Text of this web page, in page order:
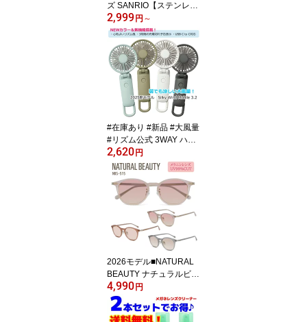
ズ SANRIO【ステンレス
マグボトル】水筒 スリム
460ml 直飲み 保冷 保温
ランチ キッズ 大人 遠足
入園 入学 学生 ハローキ
ティ 6106244/マイメロ
ディ 6106245/シナモロ
ール 6106246/クロミ 61
06247/ポチャッコ 61062
48【楽ギフ_包装選択】.
プラスト
2,999 円 ～
#在庫あり #新品 #大風量
#リズム公式 3WAY ハン
ズフリー カラビナ付 US
B充電式携帯型ファン
【シルキーウィンドモバ
イル3.2】扇風機 ハンデ
ィファン モバイルファン
ポータブルファン ミニ扇
風機 卓上両用 9ZF040R
H04/9ZF040RH05/9ZF0
40RH08/9ZF040RH82
【ラッピング不可】
2,620 円
2026モデル■NATURAL
BEAUTY ナチュラルビュ
ーティー【メラニンレン
ズ サングラス】スクエア
型 UVカット カラーレン
4,990 円